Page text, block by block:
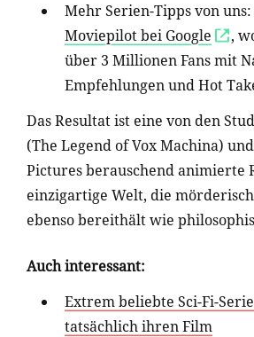
Mehr Serien-Tipps von
Moviepilot bei Google
,
über 3 Millionen Fans mit
Empfehlungen und Hot
Das Resultat ist eine von den
(The Legend of Vox Machina)
Pictures berauschend animierte
einzigartige Welt, die
ebenso bereithält wie
Auch interessant:
Extrem beliebte Sci-Fi-
tatsächlich ihren Film